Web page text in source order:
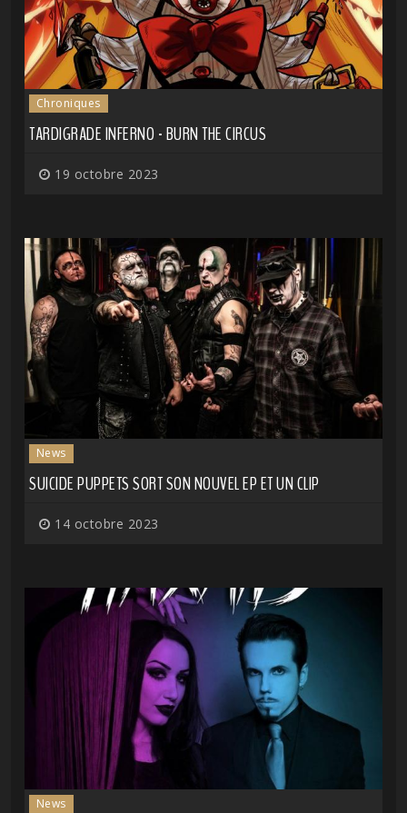
Chroniques
TARDIGRADE INFERNO - BURN THE CIRCUS
19 octobre 2023
News
SUICIDE PUPPETS SORT SON NOUVEL EP ET UN CLIP
14 octobre 2023
News